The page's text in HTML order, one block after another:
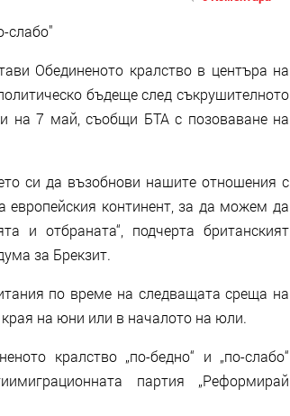
слабо"
Обединеното кралство в центъра на
бъдеще след съкрушителното
на 7 май, съобщи БТА с позоваване на
си да възобнови нашите отношения с
европейския континент, за да можем да
и отбраната“, подчерта британският
за Брекзит.
по време на следващата среща на
на юни или в началото на юли.
кралство „по-бедно“ и „по-слабо“
партия „Реформирай